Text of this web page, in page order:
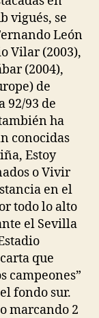
vigués, se
León
Vilar (2003),
(2004),
de
92/93 de
ha
conocidas
Estoy
o Vivir
en el
todo lo alto
el Sevilla
que
campeones”
fondo sur.
marcando 2